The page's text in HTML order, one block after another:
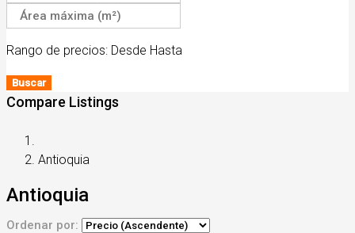
Rango de precios: Desde Hasta
Buscar
Compare Listings
Antioquia
Antioquia
Ordenar por: